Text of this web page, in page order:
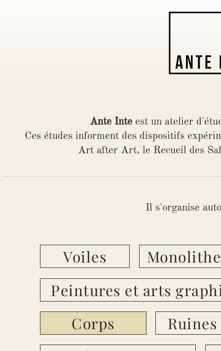
Ante Inteest un atelier
Ces études informent des dispositifs
Art after Art, le Recueil des
Il s'organise
Voiles
Peintures et arts
Corps